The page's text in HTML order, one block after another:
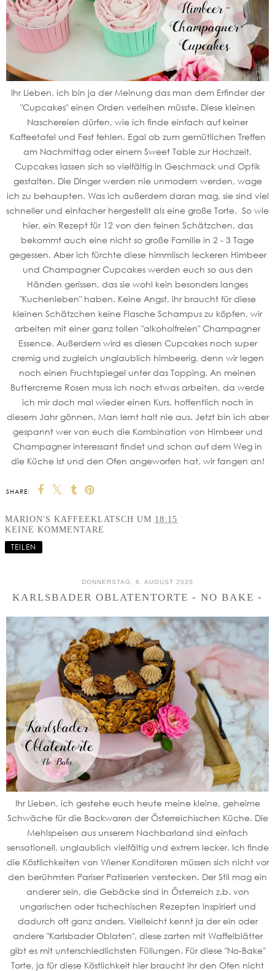
Ihr Lieben, ich bin ja der Meinung das man dem Erfinder der
"Cupcakes" einen Orden verleihen müsste. Diese kleinen
Naschereien dürfen, wie ich finde einfach auf keiner
Kaffeetafel und Fest fehlen. Egal ob zum gemütlichen Treffen
am Nachmittag oder einem Sweet Table zur Hochzeit,
Cupcakes lassen sich so vielfältig in Geschmack und Optik
gestalten. Die Dinger werden nie unmodern werden, wage
ich zu behaupten. Was ich außerdem daran mag, sie sind viel
schneller und einfacher hergestellt als eine große Torte. So wie
hier, ein Rezept für 12 von den feinen Schätzchen, das
bekommt auch eine nicht so große Familie in 2 - 3 Tage
gegessen. Aber ich fürchte diese himmlisch leckeren Himbeer
und Champagner Cupcakes werden euch so aus den
Händen gerissen, das sie wohl kein besonders langes
"Kuchenleben" haben. Keine Angst, ihr braucht für diese
kleinen Schätzchen keine Flasche Schampus zu köpfen, wir
arbeiten mit einer ganz tollen "alkoholfreien" Champagner
Essence. Außerdem wird es diesen Cupcakes noch super
cremig und zugleich unglaublich himbeerig, denn wir legen
noch einen Fruchtspiegel unter das Topping. An meinen
Buttercreme Rosen muss ich noch etwas arbeiten, da werde
ich mir doch mal wieder einen Kurs, hoffentlich noch in
diesem Jahr gönnen. Man lernt halt nie aus. Jetzt bin ich aber
gespannt wer von euch die Kombination von Himbeer und
Champagner interessant findet und schon auf dem Weg in
die Küche ist und den Ofen angeworfen hat, wir fangen an!
SHARE:
MARION'S KAFFEEKLATSCH UM 18:15
KEINE KOMMENTARE
TEILEN
DONNERSTAG, 6. AUGUST 2020
KARLSBADER OBLATENTORTE - NO BAKE -
Ihr Lieben, ich gestehe euch heute meine kleine, geheime
Schwäche für die Backwaren der Österreichischen Küche. Die
Mehlspeisen aus unserem Nachbarland sind einfach
sensationell, unglaublich vielfältig und extrem lecker. Ich finde
die Köstlichkeiten von Wiener Konditoren müssen sich nicht vor
den berühmten Pariser Patisserien verstecken. Der Stil mag ein
anderer sein, die Gebäcke sind in Österreich z.b. von
ungarischen oder tschechischen Rezepten inspiriert und
dadurch oft ganz anders. Vielleicht kennt ja der ein oder
andere "Karlsbader Oblaten", diese zarten mit Waffelblätter
gibt es mit unterschiedlichsten Füllungen. Für diese "No-Bake"
Torte, ja für diese Köstlichkeit hier braucht ihr den Ofen nicht